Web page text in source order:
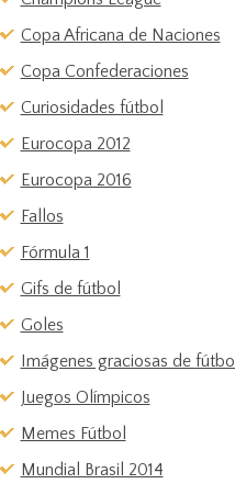
Copa Africana de Naciones
Copa Confederaciones
Curiosidades fútbol
Eurocopa 2012
Eurocopa 2016
Fallos
Fórmula 1
Gifs de fútbol
Goles
Imágenes graciosas de fútbol
Juegos Olímpicos
Memes Fútbol
Mundial Brasil 2014